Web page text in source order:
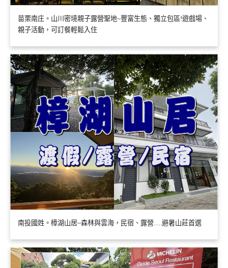
苗栗南庄。山川密境親子露營聖地~豐富生態、獨立包區!遊戲場、
親子活動，可訂餐輕鬆入住
南投國姓。樟湖山居~森林與雲海，民宿、露營….避暑山莊首選